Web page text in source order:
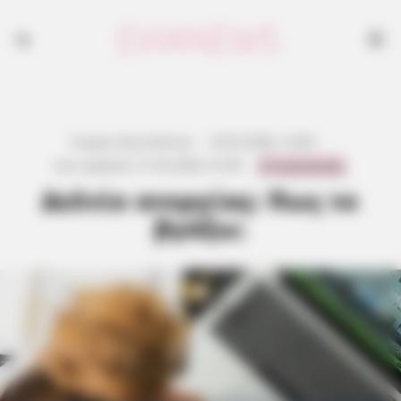
Δελτίο ανεργίας: Πως το
βγάζω;